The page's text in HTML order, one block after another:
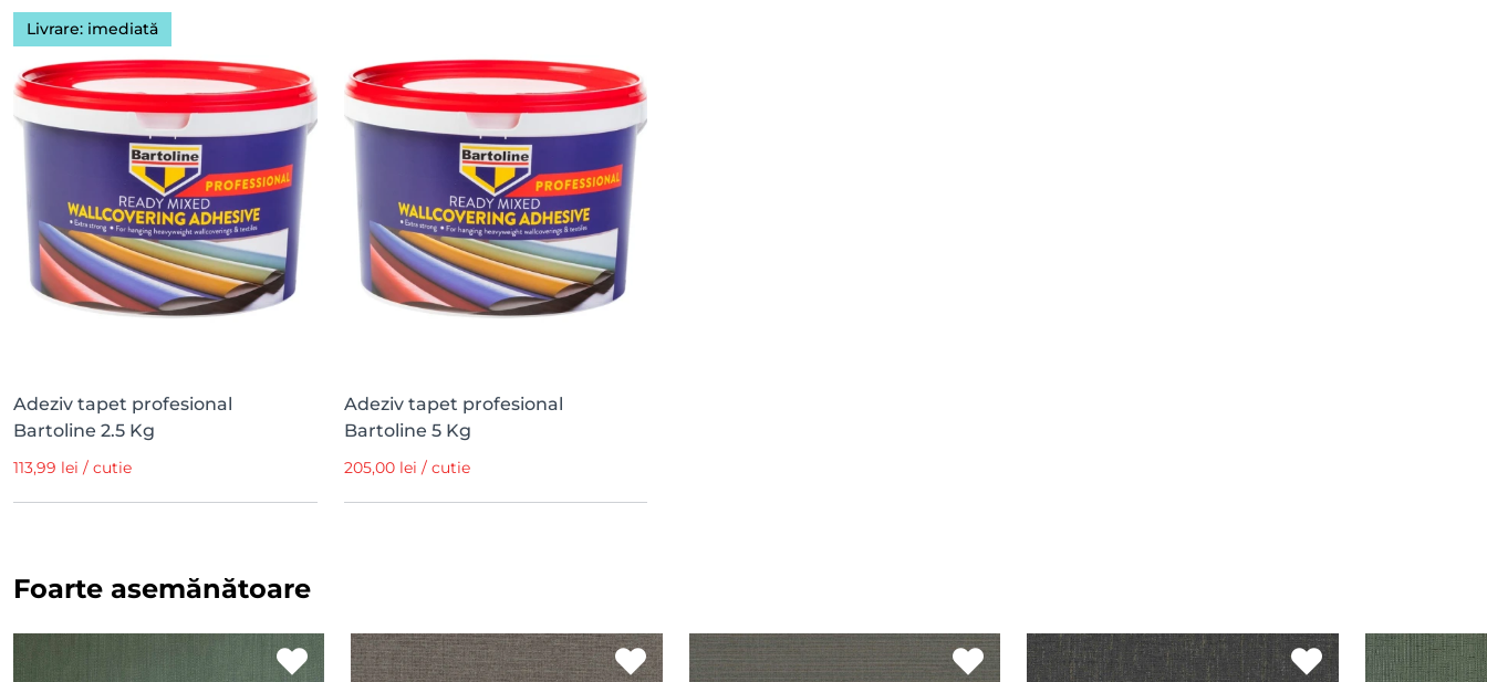
Livrare: imediată
Adeziv tapet profesional
Bartoline 2.5 Kg
113,99 lei / cutie
Adeziv tapet profesional
Bartoline 5 Kg
205,00 lei / cutie
Foarte asemănătoare